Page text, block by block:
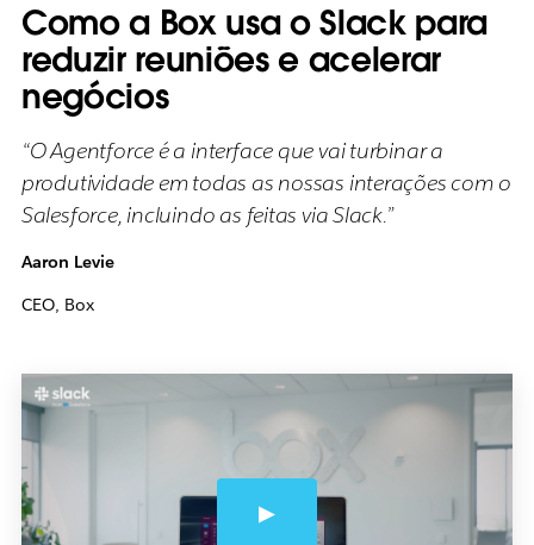
Como a Box usa o Slack para
reduzir reuniões e acelerar
negócios
“O Agentforce é a interface que vai turbinar a
produtividade em todas as nossas interações com o
Salesforce, incluindo as feitas via Slack.”
Aaron Levie
CEO, Box